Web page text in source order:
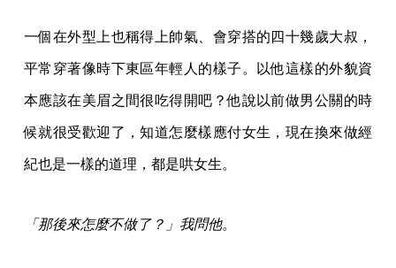
一個在外型上也稱得上帥氣、會穿搭的四十幾歲大叔，
平常穿著像時下東區年輕人的樣子。以他這樣的外貌資
本應該在美眉之間很吃得開吧？他說以前做男公關的時
候就很受歡迎了，知道怎麼樣應付女生，現在換來做經
紀也是一樣的道理，都是哄女生。
「那後來怎麼不做了？」我問他。